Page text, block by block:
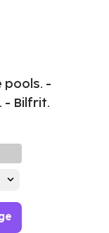
pools. -
- Bilfrit.